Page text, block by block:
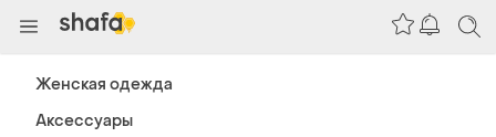
Женская одежда
Аксессуары